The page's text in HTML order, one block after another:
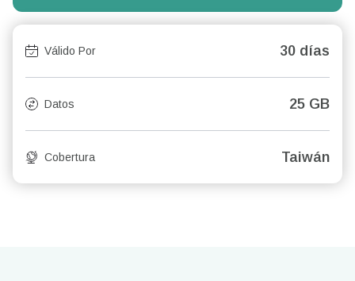
Válido Por 30 días
Datos 25 GB
Cobertura Taiwán